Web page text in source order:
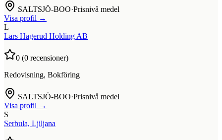
SALTSJÖ-BOO·Prisnivå medel
Visa profil →
L
Lars Hagerud Holding AB
0 (0 recensioner)
Redovisning, Bokföring
SALTSJÖ-BOO·Prisnivå medel
Visa profil →
S
Serbula, Ljiljana